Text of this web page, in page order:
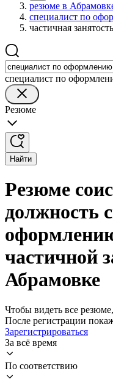
резюме в
специалист по
частичная занятость
специалист по
Резюме
Найти
Резюме
должность
частичной
Абрамовке
Чтобы видеть все
После регистрации
Зарегистрироваться
За всё время
По соответствию